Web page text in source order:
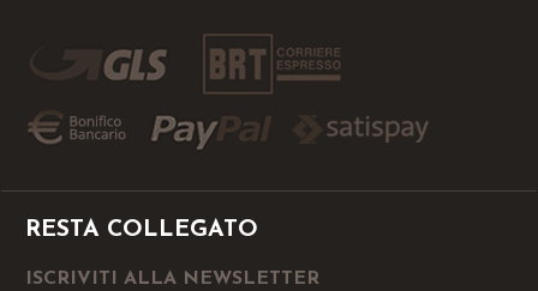
RESTA COLLEGATO
ISCRIVITI ALLA NEWSLETTER